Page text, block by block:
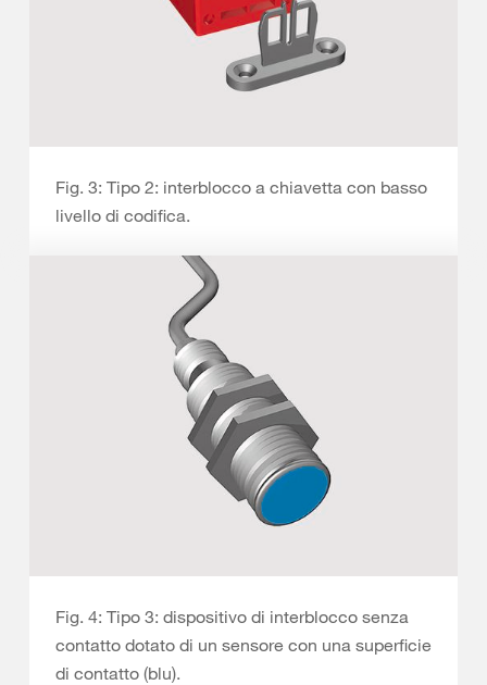
Fig. 3: Tipo 2: interblocco a chiavetta con basso
livello di codifica.
Fig. 4: Tipo 3: dispositivo di interblocco senza
contatto dotato di un sensore con una superficie
di contatto (blu).